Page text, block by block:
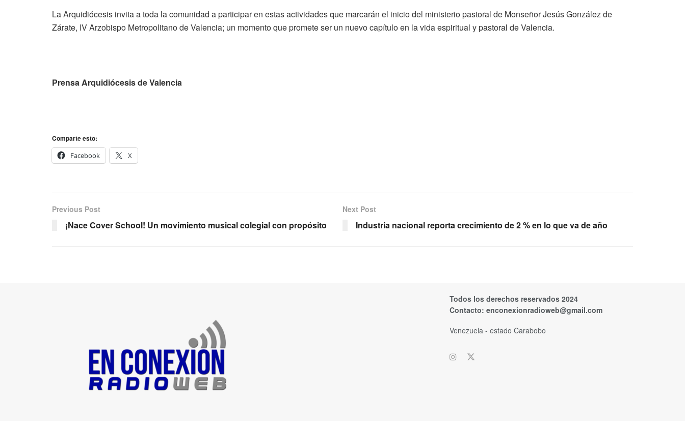
La Arquidiócesis invita a toda la comunidad a participar en estas actividades que marcarán el inicio del ministerio pastoral de Monseñor Jesús González de
Zárate, IV Arzobispo Metropolitano de Valencia; un momento que promete ser un nuevo capítulo en la vida espiritual y pastoral de Valencia.
Prensa Arquidiócesis de Valencia
Comparte esto:
Facebook
X
Previous Post
¡Nace Cover School! Un movimiento musical colegial con propósito
Next Post
Industria nacional reporta crecimiento de 2 % en lo que va de año
Todos los derechos reservados 2024
Contacto: enconexionradioweb@gmail.com
Venezuela - estado Carabobo